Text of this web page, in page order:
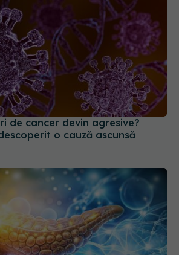
de cancer devin agresive?
o cauză ascunsă